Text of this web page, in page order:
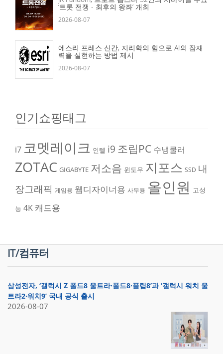
‘트롯 전쟁 - 최후의 왕좌’ 개최
2026-08-07
에스리 프레스 신간, 지리학의 힘으로 AI의 잠재
력을 실현하는 방법 제시
2026-08-07
인기쇼핑태그
i7 코멧레이크 인텔 i9 조립PC 수냉쿨러
ZOTAC GIGABYTE 저소음 윈도우 지포스 SSD 내
장그래픽 게임용 웹디자이너용 사무용 올인원 고성
능 4K 캐드용
IT/컴퓨터
삼성전자, ‘갤럭시 Z 폴드8 울트라·폴드8·플립8’과 ‘갤럭시 워치 울
트라2·워치9’ 국내 공식 출시
2026-08-07